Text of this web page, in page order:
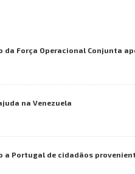
da Força Operacional Conjunta
na Venezuela
a Portugal de cidadãos